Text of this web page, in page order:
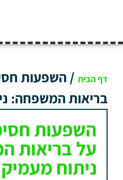
דף הבית / השפעות
בריאות המשפחה:
השפעות
על בריאות
ניתוח מעמיק